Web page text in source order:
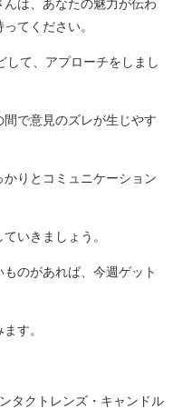
は、あなたの魅力が伝わ
てください。
して、アプローチをしまし
で意見のズレが生じやす
りとコミュニケーション
いきましょう。
のがあれば、今週ゲット
す。
タクトレンズ・キャンドル